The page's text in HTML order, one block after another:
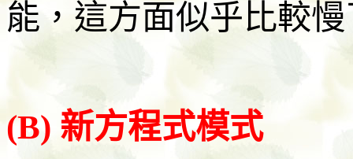
能，這方面似乎比較
(B) 新方程式模式